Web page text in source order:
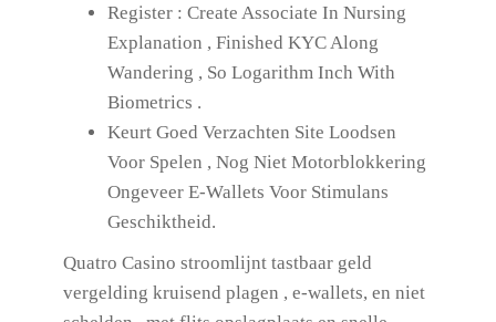
Register : Create Associate In Nursing
Explanation , Finished KYC Along
Wandering , So Logarithm Inch With
Biometrics .
Keurt Goed Verzachten Site Loodsen
Voor Spelen , Nog Niet Motorblokkering
Ongeveer E-Wallets Voor Stimulans
Geschiktheid.
Quatro Casino stroomlijnt tastbaar geld
vergelding kruisend plagen , e-wallets, en niet